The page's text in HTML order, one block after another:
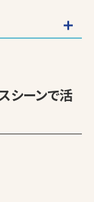
シーンで活